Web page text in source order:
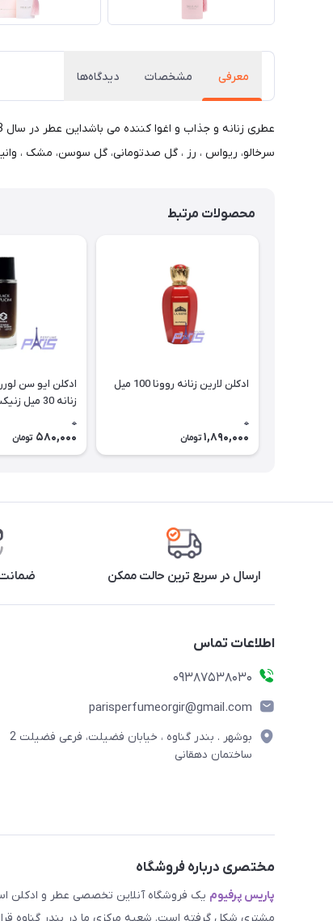
معرفی مشخصات دیدگاه‌ها
سرخالو، ریواس ، رز ، گل صدتومانی، گل سوسن، مشک ،
محصولات مرتبط
ادکلن لارین زنانه روونا 100 میل
0
1,890,000 تومان
ادکلن ایو سن
0
580,000 تومان
ارسال در سریع ترین حالت ممکن ضمانت
اطلاعات تماس
09387538030
parisperfumeorgir@gmail.com
بوشهر . بندر گناوه ، خیابان فضیلت، فرعی فضیلت 2
ساختمان دهقانی
مختصری درباره فروشگاه
پاریس پرفیوم یک فروشگاه آنلاین تخصصی عطر و ادکلن